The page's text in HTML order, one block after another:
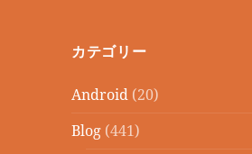
カテゴリー
Android (20)
Blog (441)